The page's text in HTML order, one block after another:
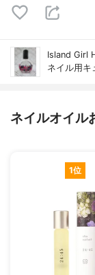
Island Girl
ネイル用キ
ネイルオイル
1位